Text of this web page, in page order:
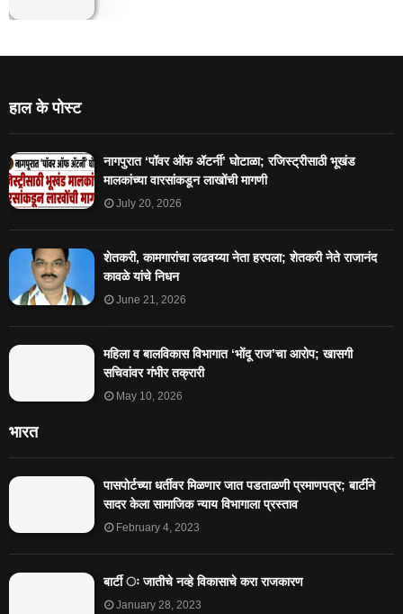
हाल के पोस्ट
नागपुरात ‘पॉवर ऑफ ॲटर्नी’ घोटाळा; रजिस्ट्रीसाठी भूखंड
मालकांच्या वारसांकडून लाखोंची मागणी
July 20, 2026
शेतकरी, कामगारांचा लढवय्या नेता हरपला; शेतकरी नेते राजानंद
कावळे यांचे निधन
June 21, 2026
महिला व बालविकास विभागात ‘भोंदू राज’चा आरोप; खासगी
सचिवांवर गंभीर तक्रारी
May 10, 2026
भारत
पासपोर्टच्या धर्तीवर मिळणार जात पडताळणी प्रमाणपत्र; बार्टीने
सादर केला सामाजिक न्याय विभागाला प्रस्ताव
February 4, 2023
बार्टी ः जातीचे नव्हे विकासाचे करा राजकारण
January 28, 2023